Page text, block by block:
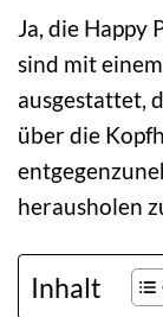
Ja, die Happy
sind mit
ausgestattet,
über die
herausholen
Inhalt